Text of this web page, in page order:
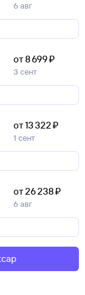
6 авг
от 8 ⁠699 ⁠₽
3 сент
от 13 ⁠322 ⁠₽
1 сент
от 26 ⁠238 ⁠₽
6 авг